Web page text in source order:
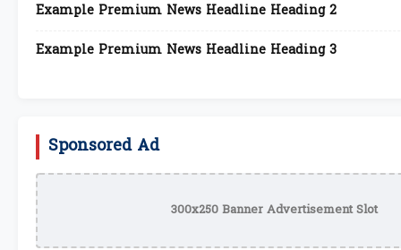
Example Premium News Headline Heading 2
Example Premium News Headline Heading 3
Sponsored Ad
300x250 Banner Advertisement Slot